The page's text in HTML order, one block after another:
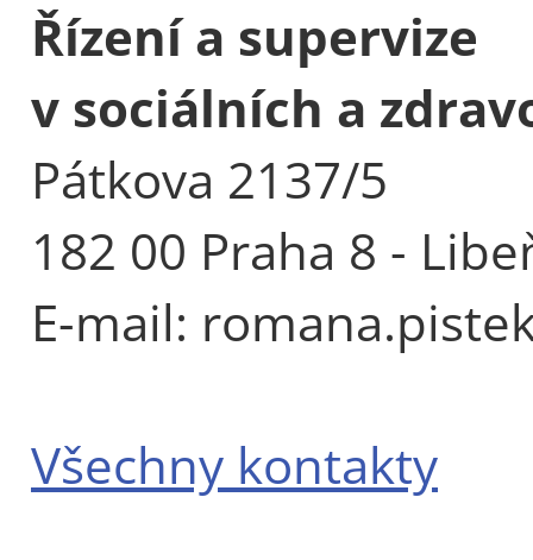
Řízení a supervize
v sociálních a
Pátkova 2137/5
182 00 Praha 8 -
E-mail:
Všechny kontakty